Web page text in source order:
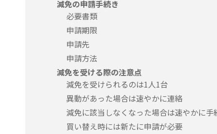
減免の申請手続き
必要書類
申請期限
申請先
申請方法
減免を受ける際の注意点
減免を受けられるのは1人1台
異動があった場合は速やかに連絡
減免に該当しなくなった場合は速やかに手
買い替え時には新たに申請が必要